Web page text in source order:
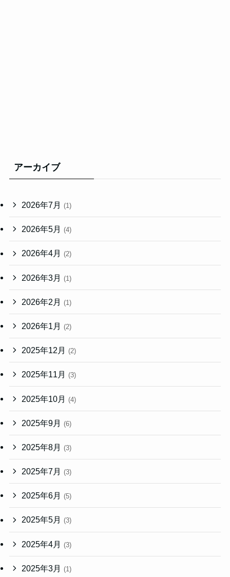
アーカイブ
2026年7月 (1)
2026年5月 (4)
2026年4月 (2)
2026年3月 (1)
2026年2月 (1)
2026年1月 (2)
2025年12月 (2)
2025年11月 (3)
2025年10月 (4)
2025年9月 (6)
2025年8月 (3)
2025年7月 (3)
2025年6月 (5)
2025年5月 (3)
2025年4月 (3)
2025年3月 (1)